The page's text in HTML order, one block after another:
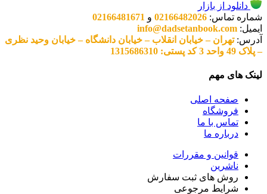
دانلود از بازار
شماره تماس: 02166482026 و 02166481671
ایمیل: info@dadsetanbook.com
آدرس:تهران – خیابان انقلاب – خیابان دانشگاه – خیابان وحید نظری
– پلاک 49 واحد 3 کد پستی: 1315686310
لینک های مهم
صفحه اصلی
فروشگاه
تماس با ما
درباره ما
قوانین و مقررات
ناشرین
روش های ثبت سفارش
شرایط مرجوعی